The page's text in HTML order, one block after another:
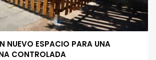
NUEVO ESPACIO PARA UNA
CONTROLADA